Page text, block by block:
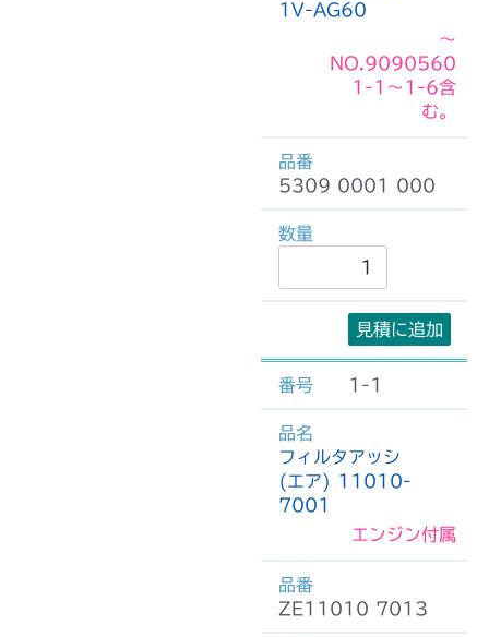
1V-AG60
～
NO.9090560
1-1～1-6含
む。
5309 0001 000
見積に追加
1-1
フィルタアッシ
(エア) 11010-
7001
エンジン付属
ZE11010 7013